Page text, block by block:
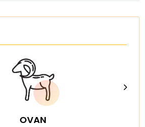
OVAN